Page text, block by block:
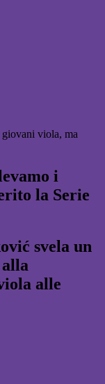
viola, ma
i
la Serie
svela un
alle